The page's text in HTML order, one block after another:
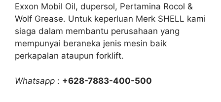
Exxon Mobil Oil, dupersol, Pertamina Rocol &
Wolf Grease. Untuk keperluan Merk SHELL kami
siaga dalam membantu perusahaan yang
mempunyai beraneka jenis mesin baik
perkapalan ataupun forklift.
Whatsapp : +628-7883-400-500